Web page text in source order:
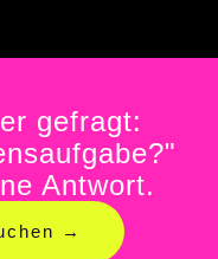
gefragt:
Antwort.
→